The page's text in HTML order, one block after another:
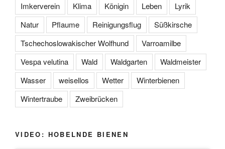
Imkerverein
Klima Königin Leben
Lyrik
Natur
Pflaume Reinigungsflug
Süßkirsche
Tschechoslowakischer Wolfhund
Varroamilbe
Vespa velutina
Wald Waldgarten
Waldmeister
Wasser
weisellos Wetter
Winterbienen
Wintertraube
Zweibrücken
VIDEO: HOBELNDE BIENEN